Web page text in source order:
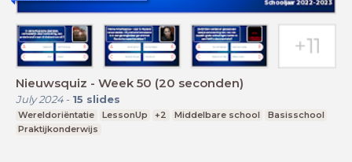
Nieuwsquiz - Week 50 (20 seconden)
July 2024- 15 slides
Wereldoriëntatie LessonUp +2 Middelbare school
Basisschool
Praktijkonderwijs